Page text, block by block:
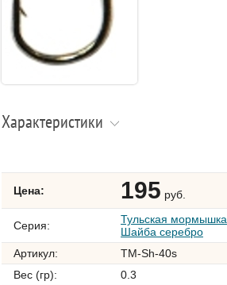
Характеристики
Цена: 195 руб.
Серия:
Тульская мормышка
Шайба серебро
Артикул:
TM-Sh-40s
Вес (гр):
0.3